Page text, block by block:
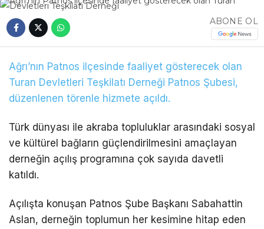
ABONE OL
Ağrı’nın Patnos ilçesinde faaliyet gösterecek olan
Turan Devletleri Teşkilatı Derneği Patnos Şubesi,
düzenlenen törenle hizmete açıldı.
Türk dünyası ile akraba topluluklar arasındaki sosyal
ve kültürel bağların güçlendirilmesini amaçlayan
derneğin açılış programına çok sayıda davetli
katıldı.
Açılışta konuşan Patnos Şube Başkanı Sabahattin
Aslan, derneğin toplumun her kesimine hitap eden